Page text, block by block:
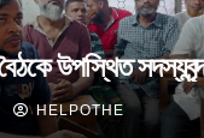
উপস্থিত সদস্যবৃন্দ
HELPOTHE